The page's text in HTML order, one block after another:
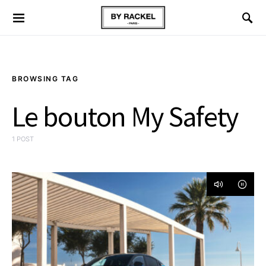
BROWSING TAG
Le bouton My Safety
1 POST